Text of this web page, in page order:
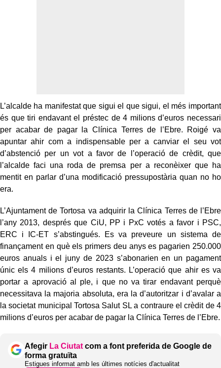
L’alcalde ha manifestat que sigui el que sigui, el més important
és que tiri endavant el préstec de 4 milions d’euros necessari
per acabar de pagar la Clínica Terres de l’Ebre. Roigé va
apuntar ahir com a indispensable per a canviar el seu vot
d’abstenció per un vot a favor de l’operació de crèdit, que
l’alcalde faci una roda de premsa per a reconèixer que ha
mentit en parlar d’una modificació pressupostària quan no ho
era.
L’Ajuntament de Tortosa va adquirir la Clínica Terres de l’Ebre
l’any 2013, després que CiU, PP i PxC votés a favor i PSC,
ERC i IC-ET s’abstingués. Es va preveure un sistema de
finançament en què els primers deu anys es pagarien 250.000
euros anuals i el juny de 2023 s’abonarien en un pagament
únic els 4 milions d’euros restants. L’operació que ahir es va
portar a aprovació al ple, i que no va tirar endavant perquè
necessitava la majoria absoluta, era la d’autoritzar i d’avalar a
la societat municipal Tortosa Salut SL a contraure el crèdit de 4
milions d’euros per acabar de pagar la Clínica Terres de l’Ebre.
Afegir La Ciutat com a font preferida de Google de
forma gratuïta
Estigues informat amb les últimes notícies d'actualitat